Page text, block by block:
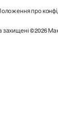
про
захищенi ©2026